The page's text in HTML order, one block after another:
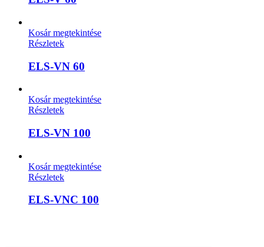
Kosár megtekintése
Részletek
ELS-VN 60
Kosár megtekintése
Részletek
ELS-VN 100
Kosár megtekintése
Részletek
ELS-VNC 100